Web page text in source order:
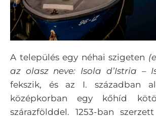
A település egy néhai szigeten
az olasz neve: Isola d’Istria –
fekszik, és az I. században
középkorban egy kőhíd
szárazfölddel. 1253-ban